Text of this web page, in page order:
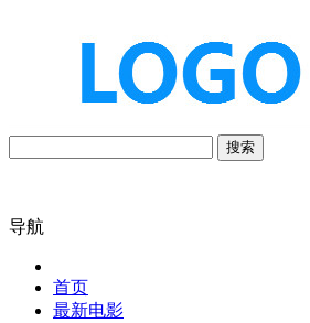
搜索
导航
首页
最新电影